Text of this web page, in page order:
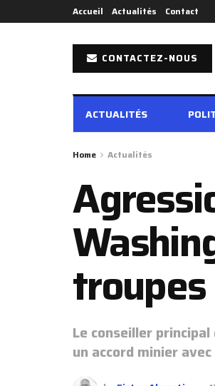
Accueil Actualités Contact
CONTACTEZ-NOUS
ACTUALITÉS
Home Actualités
troupes
Le conseiller
un accord minier